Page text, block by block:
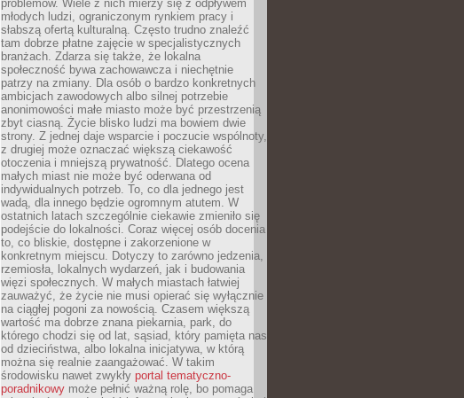
problemów. Wiele z nich mierzy się z odpływem
młodych ludzi, ograniczonym rynkiem pracy i
słabszą ofertą kulturalną. Często trudno znaleźć
tam dobrze płatne zajęcie w specjalistycznych
branżach. Zdarza się także, że lokalna
społeczność bywa zachowawcza i niechętnie
patrzy na zmiany. Dla osób o bardzo konkretnych
ambicjach zawodowych albo silnej potrzebie
anonimowości małe miasto może być przestrzenią
zbyt ciasną. Życie blisko ludzi ma bowiem dwie
strony. Z jednej daje wsparcie i poczucie wspólnoty,
z drugiej może oznaczać większą ciekawość
otoczenia i mniejszą prywatność. Dlatego ocena
małych miast nie może być oderwana od
indywidualnych potrzeb. To, co dla jednego jest
wadą, dla innego będzie ogromnym atutem. W
ostatnich latach szczególnie ciekawie zmieniło się
podejście do lokalności. Coraz więcej osób docenia
to, co bliskie, dostępne i zakorzenione w
konkretnym miejscu. Dotyczy to zarówno jedzenia,
rzemiosła, lokalnych wydarzeń, jak i budowania
więzi społecznych. W małych miastach łatwiej
zauważyć, że życie nie musi opierać się wyłącznie
na ciągłej pogoni za nowością. Czasem większą
wartość ma dobrze znana piekarnia, park, do
którego chodzi się od lat, sąsiad, który pamięta nas
od dzieciństwa, albo lokalna inicjatywa, w którą
można się realnie zaangażować. W takim
środowisku nawet zwykły portal tematyczno-
poradnikowy może pełnić ważną rolę, bo pomaga